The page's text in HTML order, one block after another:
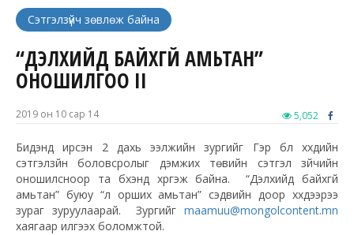
Сэтгэлзүйч зөвлөж байна
“ДЭЛХИЙД БАЙХГҮЙ АМЬТАН”
ОНОШИЛГОО II
2019 он 10 сар 14 5,052
Бидэнд ирсэн 2 дахь ээлжийн зургийг Гэр бүл хүүхдийн
сэтгэлзүйн боловсролыг дэмжих төвийн сэтгэл зүйчийн
оношилсноор та бүхэнд хүргэж байна. “Дэлхийд байхгүй
амьтан” буюу “үл орших амьтан” сэдвийн доор хүүхдээрээ
зураг зуруулаарай. Зургийг maamuu@mongolcontent.mn
хаягаар илгээх боломжтой.